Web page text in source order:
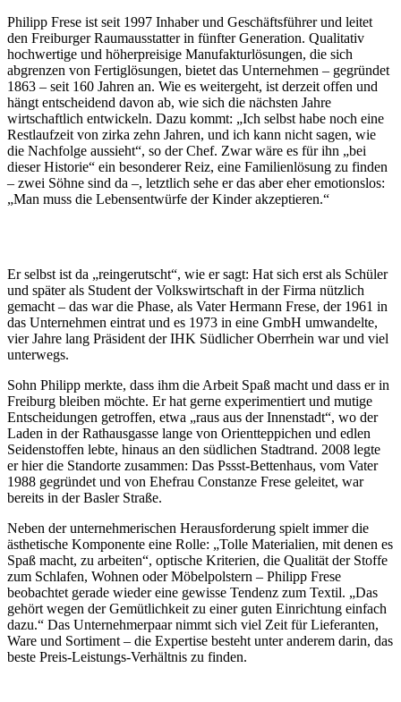
Philipp Frese ist seit 1997 Inhaber und Geschäftsführer und leitet
den Freiburger Raumausstatter in fünfter Generation. Qualitativ
hochwertige und höherpreisige Manufakturlösungen, die sich
abgrenzen von Fertiglösungen, bietet das Unternehmen – gegründet
1863 – seit 160 Jahren an. Wie es weitergeht, ist derzeit offen und
hängt entscheidend davon ab, wie sich die nächsten Jahre
wirtschaftlich entwickeln. Dazu kommt: „Ich selbst habe noch eine
Restlaufzeit von zirka zehn Jahren, und ich kann nicht sagen, wie
die Nachfolge aussieht“, so der Chef. Zwar wäre es für ihn „bei
dieser Historie“ ein besonderer Reiz, eine Familienlösung zu finden
– zwei Söhne sind da –, letztlich sehe er das aber eher emotionslos:
„Man muss die Lebensentwürfe der Kinder akzeptieren.“
Er selbst ist da „reingerutscht“, wie er sagt: Hat sich erst als Schüler
und später als Student der Volkswirtschaft in der Firma nützlich
gemacht – das war die Phase, als Vater Hermann Frese, der 1961 in
das Unternehmen eintrat und es 1973 in eine GmbH umwandelte,
vier Jahre lang Präsident der IHK Südlicher Oberrhein war und viel
unterwegs.
Sohn Philipp merkte, dass ihm die Arbeit Spaß macht und dass er in
Freiburg bleiben möchte. Er hat gerne experimentiert und mutige
Entscheidungen getroffen, etwa „raus aus der Innenstadt“, wo der
Laden in der Rathausgasse lange von Orientteppichen und edlen
Seidenstoffen lebte, hinaus an den südlichen Stadtrand. 2008 legte
er hier die Standorte zusammen: Das Pssst-Bettenhaus, vom Vater
1988 gegründet und von Ehefrau Constanze Frese geleitet, war
bereits in der Basler Straße.
Neben der unternehmerischen Herausforderung spielt immer die
ästhetische Komponente eine Rolle: „Tolle Materialien, mit denen es
Spaß macht, zu arbeiten“, optische Kriterien, die Qualität der Stoffe
zum Schlafen, Wohnen oder Möbelpolstern – Philipp Frese
beobachtet gerade wieder eine gewisse Tendenz zum Textil. „Das
gehört wegen der Gemütlichkeit zu einer guten Einrichtung einfach
dazu.“ Das Unternehmerpaar nimmt sich viel Zeit für Lieferanten,
Ware und Sortiment – die Expertise besteht unter anderem darin, das
beste Preis-Leistungs-Verhältnis zu finden.